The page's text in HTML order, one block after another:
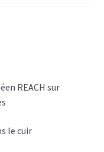
REACH sur
le cuir